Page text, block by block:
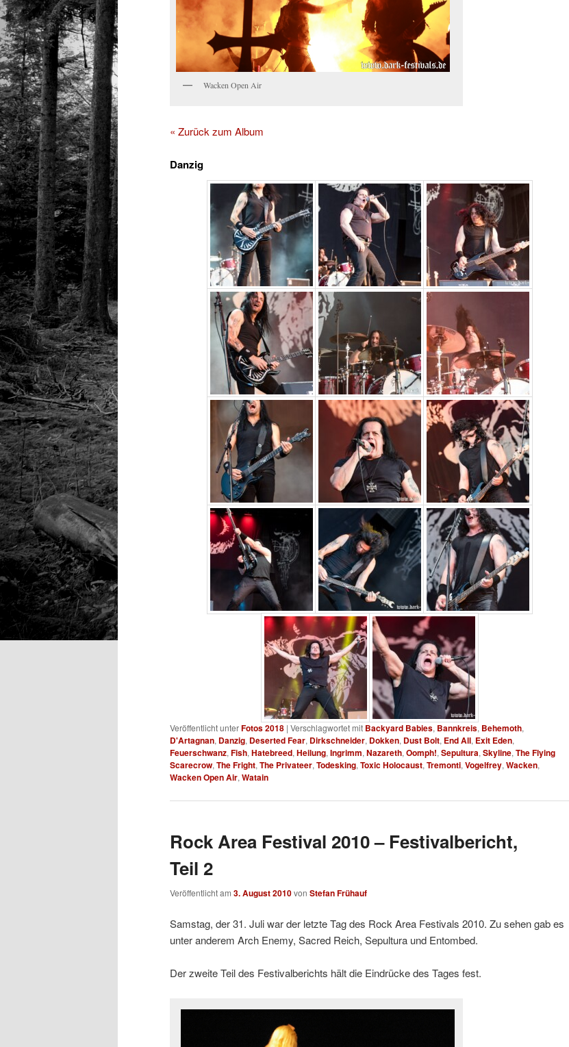
Wacken Open Air
« Zurück zum Album
Danzig
Veröffentlicht unterFotos 2018 | Verschlagwortet mit Backyard Babies, Bannkreis, Behemoth,
D'Artagnan, Danzig, Deserted Fear, Dirkschneider, Dokken, Dust Bolt, End All, Exit Eden,
Feuerschwanz, Fish, Hatebreed, Heilung, Ingrimm, Nazareth, Oomph!, Sepultura, Skyline, The Flying
Scarecrow, The Fright, The Privateer, Todesking, Toxic Holocaust, Tremonti, Vogelfrey, Wacken,
Wacken Open Air, Watain
Rock Area Festival 2010 – Festivalbericht,
Teil 2
Veröffentlicht am 3. August 2010von Stefan Frühauf
Samstag, der 31. Juli war der letzte Tag des Rock Area Festivals 2010. Zu sehen gab es
unter anderem Arch Enemy, Sacred Reich, Sepultura und Entombed.
Der zweite Teil des Festivalberichts hält die Eindrücke des Tages fest.